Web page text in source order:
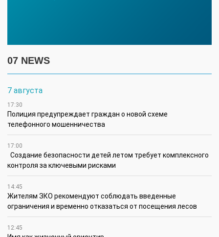
07 NEWS
7 августа
17:30
Полиция предупреждает граждан о новой схеме
телефонного мошенничества
17:00
Создание безопасности детей летом требует комплексного
контроля за ключевыми рисками
14:45
Жителям ЗКО рекомендуют соблюдать введенные
ограничения и временно отказаться от посещения лесов
12:45